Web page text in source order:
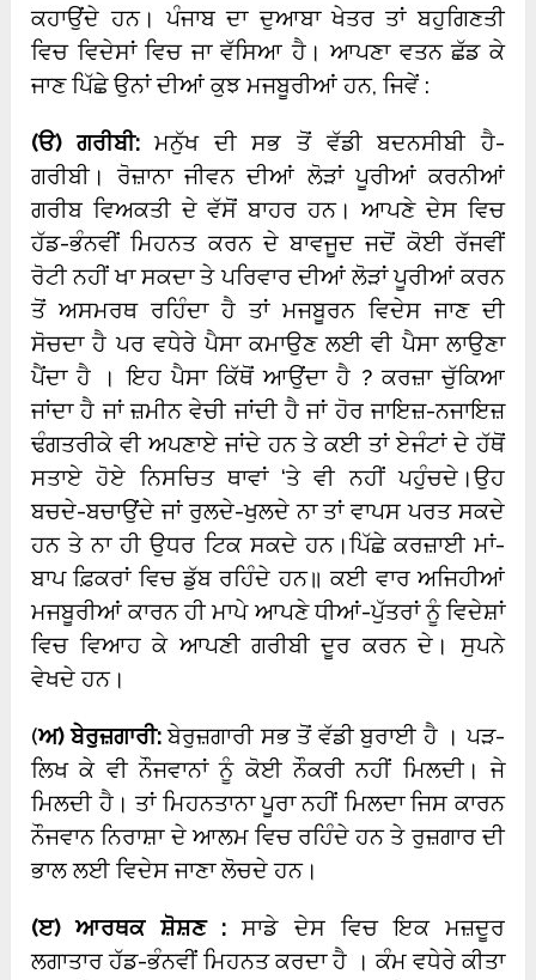
ਕਹਾਉਂਦੇ ਹਨ। ਪੰਜਾਬ ਦਾ ਦੁਆਬਾ ਖੇਤਰ ਤਾਂ ਬਹੁਗਿਣਤੀ
ਵਿਚ ਵਿਦੇਸਾਂ ਵਿਚ ਜਾ ਵੱਸਿਆ ਹੈ। ਆਪਣਾ ਵਤਨ ਛੱਡ ਕੇ
ਜਾਣ ਪਿੱਛੇ ਉਨਾਂ ਦੀਆਂ ਕੁਝ ਮਜਬੂਰੀਆਂ ਹਨ, ਜਿਵੇਂ :
(ੳ) ਗਰੀਬੀ:ਮਨੁੱਖ ਦੀ ਸਭ ਤੋਂ ਵੱਡੀ ਬਦਨਸੀਬੀ ਹੈ-
ਗਰੀਬੀ। ਰੋਜ਼ਾਨਾ ਜੀਵਨ ਦੀਆਂ ਲੋੜਾਂ ਪੂਰੀਆਂ ਕਰਨੀਆਂ
ਗਰੀਬ ਵਿਅਕਤੀ ਦੇ ਵੱਸੋਂ ਬਾਹਰ ਹਨ। ਆਪਣੇ ਦੇਸ ਵਿਚ
ਹੱਡ-ਭੰਨਵੀਂ ਮਿਹਨਤ ਕਰਨ ਦੇ ਬਾਵਜੂਦ ਜਦੋਂ ਕੋਈ ਰੱਜਵੀਂ
ਰੋਟੀ ਨਹੀਂ ਖਾ ਸਕਦਾ ਤੇ ਪਰਿਵਾਰ ਦੀਆਂ ਲੋੜਾਂ ਪੂਰੀਆਂ ਕਰਨ
ਤੋਂ ਅਸਮਰਥ ਰਹਿੰਦਾ ਹੈ ਤਾਂ ਮਜਬੂਰਨ ਵਿਦੇਸ ਜਾਣ ਦੀ
ਸੋਚਦਾ ਹੈ ਪਰ ਵਧੇਰੇ ਪੈਸਾ ਕਮਾਉਣ ਲਈ ਵੀ ਪੈਸਾ ਲਾਉਣਾ
ਪੈਂਦਾ ਹੈ । ਇਹ ਪੈਸਾ ਕਿੱਥੋਂ ਆਉਂਦਾ ਹੈ ? ਕਰਜ਼ਾ ਚੁੱਕਿਆ
ਜਾਂਦਾ ਹੈ ਜਾਂ ਜ਼ਮੀਨ ਵੇਚੀ ਜਾਂਦੀ ਹੈ ਜਾਂ ਹੋਰ ਜਾਇਜ਼-ਨਜਾਇਜ਼
ਢੰਗਤਰੀਕੇ ਵੀ ਅਪਣਾਏ ਜਾਂਦੇ ਹਨ ਤੇ ਕਈ ਤਾਂ ਏਜੰਟਾਂ ਦੇ ਹੱਥੋਂ
ਸਤਾਏ ਹੋਏ ਨਿਸਚਿਤ ਥਾਵਾਂ ‘ਤੇ ਵੀ ਨਹੀਂ ਪਹੁੰਚਦੇ।ਉਹ
ਬਚਦੇ-ਬਚਾਉਂਦੇ ਜਾਂ ਰੁਲਦੇ-ਖੁਲਦੇ ਨਾ ਤਾਂ ਵਾਪਸ ਪਰਤ ਸਕਦੇ
ਹਨ ਤੇ ਨਾ ਹੀ ਉਧਰ ਟਿਕ ਸਕਦੇ ਹਨ।ਪਿੱਛੇ ਕਰਜ਼ਾਈ ਮਾਂ-
ਬਾਪ ਫ਼ਿਕਰਾਂ ਵਿਚ ਡੁੱਬ ਰਹਿੰਦੇ ਹਨ॥ ਕਈ ਵਾਰ ਅਜਿਹੀਆਂ
ਮਜਬੂਰੀਆਂ ਕਾਰਨ ਹੀ ਮਾਪੇ ਆਪਣੇ ਧੀਆਂ-ਪੁੱਤਰਾਂ ਨੂੰ ਵਿਦੇਸ਼ਾਂ
ਵਿਚ ਵਿਆਹ ਕੇ ਆਪਣੀ ਗਰੀਬੀ ਦੂਰ ਕਰਨ ਦੇ। ਸੁਪਨੇ
ਵੇਖਦੇ ਹਨ।
(ਅ) ਬੇਰੁਜ਼ਗਾਰੀ:ਬੇਰੁਜ਼ਗਾਰੀ ਸਭ ਤੋਂ ਵੱਡੀ ਬੁਰਾਈ ਹੈ । ਪੜ-
ਲਿਖ ਕੇ ਵੀ ਨੌਜਵਾਨਾਂ ਨੂੰ ਕੋਈ ਨੌਕਰੀ ਨਹੀਂ ਮਿਲਦੀ। ਜੇ
ਮਿਲਦੀ ਹੈ। ਤਾਂ ਮਿਹਨਤਾਨਾ ਪੂਰਾ ਨਹੀਂ ਮਿਲਦਾ ਜਿਸ ਕਾਰਨ
ਨੌਜਵਾਨ ਨਿਰਾਸ਼ਾ ਦੇ ਆਲਮ ਵਿਚ ਰਹਿੰਦੇ ਹਨ ਤੇ ਰੁਜ਼ਗਾਰ ਦੀ
ਭਾਲ ਲਈ ਵਿਦੇਸ ਜਾਣਾ ਲੋਚਦੇ ਹਨ।
(ੲ) ਆਰਥਕ ਸ਼ੋਸ਼ਣ : ਸਾਡੇ ਦੇਸ ਵਿਚ ਇਕ ਮਜ਼ਦੂਰ
ਲਗਾਤਾਰ ਹੱਡ-ਭੰਨਵੀਂ ਮਿਹਨਤ ਕਰਦਾ ਹੈ । ਕੰਮ ਵਧੇਰੇ ਕੀਤਾ